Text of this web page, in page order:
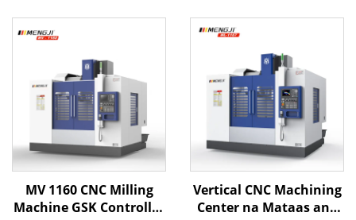
Y700 Z700 BT-40 Vertical
Milling Machining
Center
Pagproseso na may
Matibay na Istraktura
at Linear Guideways
para sa Tumpak na CNC
Milling na Aplikasyon
MV 1160 CNC Milling
Machine GSK Controller
Vertical CNC Machining
Center na Mataas ang